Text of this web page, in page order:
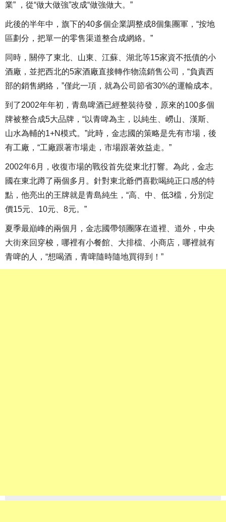
業” ，從“做大做強”改成“做強做大。”
此後的半年中，旗下的40多個企業調整成8個集團軍，“按地
區劃分，把單一的零售渠道整合成網絡。”
同時，關停了東北、山東、江蘇、湖北等15家資不抵債的小
酒廠，並把西北的5家酒廠直接轉作物流銷售公司，“負責西
部的銷售網絡，”僅此一項，就為公司節省30%的運輸成本。
到了2002年年初，青島啤酒已經整裝待發，原來的100多個
牌被整合成5大品牌，“以青啤為主，以純生、嶗山、漢斯、
山水為輔的1+N模式。”此時，金志國的策略是先有市場，後
有工廠，“工廠跟著市場走，市場跟著效益走。”
2002年6月，收復市場的戰役首先從東北打響。為此，金志
國在東北蹲了兩個多月。針對東北爺們喜歡喝純正口感的特
點，他亮出的王牌就是青島純生，“高、中、低3檔，分別定
價15元、10元、8元。”
夏季最巔峰的兩個月，金志國帶領團隊在道裡、道外，中央
大街來回穿梭，哪裡有小餐館、大排檔、小商店，哪裡就有
青啤的人，“想喝酒，青啤隨時隨地買得到！”